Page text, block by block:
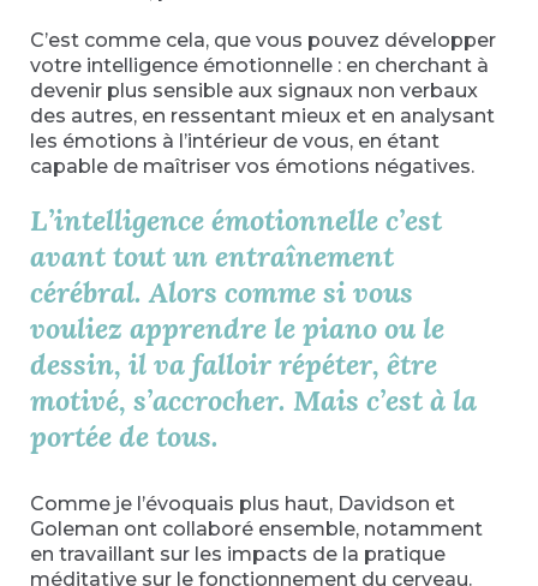
C’est comme cela, que vous pouvez développer
votre intelligence émotionnelle : en cherchant à
devenir plus sensible aux signaux non verbaux
des autres, en ressentant mieux et en analysant
les émotions à l’intérieur de vous, en étant
capable de maîtriser vos émotions négatives.
L’intelligence émotionnelle c’est
avant tout un entraînement
cérébral. Alors comme si vous
vouliez apprendre le piano ou le
dessin, il va falloir répéter, être
motivé, s’accrocher. Mais c’est à la
portée de tous.
Comme je l’évoquais plus haut, Davidson et
Goleman ont collaboré ensemble, notamment
en travaillant sur les impacts de la pratique
méditative sur le fonctionnement du cerveau.